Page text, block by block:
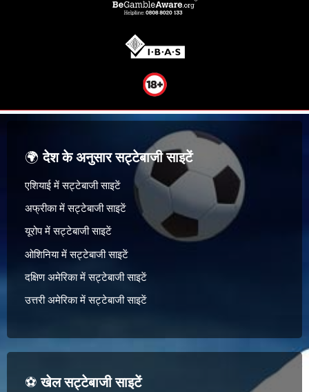
🌍देश के अनुसार सट्टेबाजी साइटें
एशियाई में सट्टेबाजी साइटें
अफ्रीका में सट्टेबाजी साइटें
यूरोप में सट्टेबाजी साइटें
ओशिनिया में सट्टेबाजी साइटें
दक्षिण अमेरिका में सट्टेबाजी साइटें
उत्तरी अमेरिका में सट्टेबाजी साइटें
⚽खेल सट्टेबाजी साइटें